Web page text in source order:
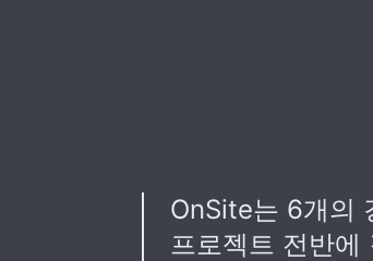
OnSite는 6개의
프로젝트 전반에